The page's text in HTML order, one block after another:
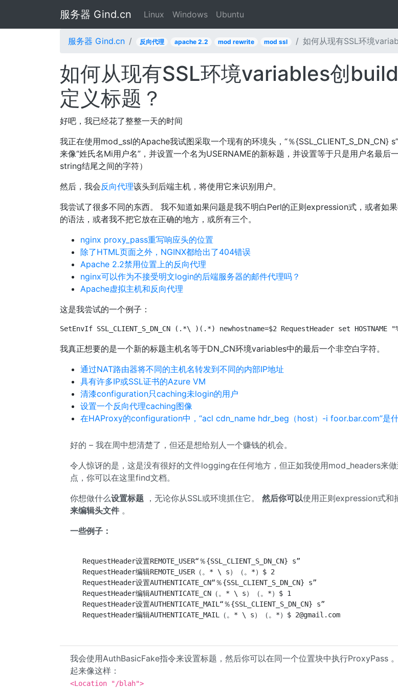
服务器 Gind.cn Linux Windows Ubuntu
服务器 Gind.cn 反向代理 apache 2.2 mod rewrite mod ssl 如何从现有SSL环境
如何从现有SSL环境variables创
定义标题？
好吧，我已经花了整整一天的时间
我正在使用mod_ssl的Apache我试图采取一个现有的环境头，“％{SSL_CLIENT_S_DN_CN}
来像“姓氏名Mi用户名”，并设置一个名为USERNAME的新标题，并设置等于只是用户名最后
string结尾之间的字符）
然后，我会反向代理该头到后端主机，将使用它来识别用户。
我尝试了很多不同的东西。 我不知道如果问题是我不明白Perl的正则expression式，或者如
的语法，或者我不把它放在正确的地方，或所有三个。
nginx proxy_pass重写响应头的位置
除了HTML页面之外，NGINX都给出了404错误
Apache 2.2禁用位置上的反向代理
nginx可以作为不接受明文login的后端服务器的邮件代理吗？
Apache虚拟主机和反向代理
这是我尝试的一个例子：
SetEnvIf SSL_CLIENT_S_DN_CN (.*\ )(.*) newhostname=$2 RequestHeader set HOSTNAME
我真正想要的是一个新的标题主机名等于DN_CN环境variables中的最后一个非空白字符。
通过NAT路由器将不同的主机名转发到不同的内部IP地址
具有许多IP或SSL证书的Azure VM
清漆configuration只caching未login的用户
设置一个反向代理caching图像
在HAProxy的configuration中，“acl cdn_name hdr_beg（host）-i foor.bar.com”是
好的 – 我在周中想清楚了，但还是想给别人一个赚钱的机会。
令人惊讶的是，这是没有很好的文件logging在任何地方，但正如我使用mod_headers来
点，你可以在这里find文档。
你想做什么设置标题 ，无论你从SSL或环境抓住它。 然后你可以使用正则expression式和
来编辑头文件 。
一些例子：
   RequestHeader设置REMOTE_USER“％{SSL_CLIENT_S_DN_CN} s”
   RequestHeader编辑REMOTE_USER（。* \ s）（。*）$ 2
   RequestHeader设置AUTHENTICATE_CN“％{SSL_CLIENT_S_DN_CN} s”
   RequestHeader编辑AUTHENTICATE_CN（。* \ s）（。*）$ 1
   RequestHeader设置AUTHENTICATE_MAIL“％{SSL_CLIENT_S_DN_CN} s”
   RequestHeader编辑AUTHENTICATE_MAIL（。* \ s）（。*）$
2@gmail.com
我会使用AuthBasicFake指令来设置标题，然后你可以在同一个位置块中执行ProxyPass
起来像这样：
<Location "/blah">